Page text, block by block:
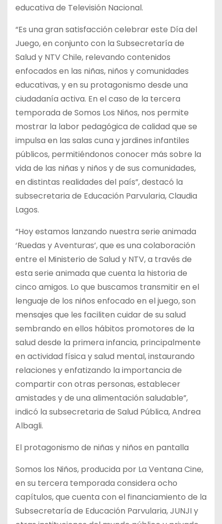
educativa de Televisión Nacional.
“Es una gran satisfacción celebrar este Día del
Juego, en conjunto con la Subsecretaría de
Salud y NTV Chile, relevando contenidos
enfocados en las niñas, niños y comunidades
educativas, y en su protagonismo desde una
ciudadanía activa. En el caso de la tercera
temporada de Somos Los Niños, nos permite
mostrar la labor pedagógica de calidad que se
impulsa en las salas cuna y jardines infantiles
públicos, permitiéndonos conocer más sobre la
vida de las niñas y niños y de sus comunidades,
en distintas realidades del país”, destacó la
subsecretaria de Educación Parvularia, Claudia
Lagos.
“Hoy estamos lanzando nuestra serie animada
‘Ruedas y Aventuras’, que es una colaboración
entre el Ministerio de Salud y NTV, a través de
esta serie animada que cuenta la historia de
cinco amigos. Lo que buscamos transmitir en el
lenguaje de los niños enfocado en el juego, son
mensajes que les faciliten cuidar de su salud
sembrando en ellos hábitos promotores de la
salud desde la primera infancia, principalmente
en actividad física y salud mental, instaurando
relaciones y enfatizando la importancia de
compartir con otras personas, establecer
amistades y de una alimentación saludable”,
indicó la subsecretaria de Salud Pública, Andrea
Albagli.
El protagonismo de niñas y niños en pantalla
Somos los Niños, producida por La Ventana Cine,
en su tercera temporada considera ocho
capítulos, que cuenta con el financiamiento de la
Subsecretaría de Educación Parvularia, JUNJI y